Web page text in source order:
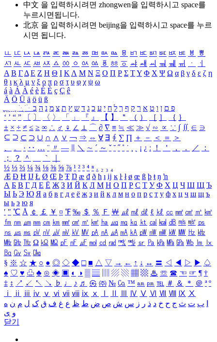
中文 을 입력하시려면 zhongwen을 입력하시고 space를
누르시면됩니다.
北京 을 입력하시려면 beijing을 입력하시고 space를 누르
시면 됩니다.
ㅥ ㅦ ㅧ ㅨ ㅩ ㅪ ㅫ ㅬ ㅭ ㅮ ㅯ ㅰ ㅱ ㅲ ㅳ ㅴ ㅵ ㅶ ㅷ ㅸ
ㅹ
ㅺ ㅻ ㅼ ㅽ ㅾ ㅿ ㆀ ㆁ ㆂ ㆃ ㆄ ㆅ ㆆ ㆇ ㆈ ㆉ ㆊ ㆋ ㆌ ㆍ
ㆎ
Α Β ΓΔ Ε Ζ Η Θ Ι ΚΛ Μ Ν Ξ Ο Π Ρ Σ ΤΥ Φ Χ Ψ Ω α β γ δ ε ζ η
θ ι κ λ μ ν ξ ο π ρ σ τ υ φ χ ψ ω
á à Á À é è É È ç Ç ê
Ä Ö Ü ä ö ü ß
ִֶֹ ֻּ ׁׂ פ ם ן ו ט א ר ק ף ך ל ח י ע כ ג ד ש ץ ת צ מ נ ה ב
‘ ’ “ ” 〔 〕 〈 〉 「 」 『 』 【 】 ＂ （ ） ［ ］ ｛ ｝
± × ÷ ≠ ≤ ≥ ∞ ∴ ♂ ♀ ∠ ⊥ ⌒ ∂ ∇ ≡ ≒ ≪ ≫ √ ∽ ∝ ∵ ∫ ∬ ∈ ∋
⊆ ⊇ ⊂ ⊃ ∪ ∩ ∧ ∨ ￢ ⇒ ⇔ ∀ ∃ ∮ ∑ ∏ ＋ － ＜ ＝
＞
、
。 · ‥ … ¨ 〃 ― ＼ ∼ ´ ～ ˇ ˘ ˝ ˚ ˙ ¸ ¡ ¿ ː ！ ＇ ， ． ／
：
；
？ ＾ ｀
½ ⅓ ⅔ ¼ ¾ ⅛ ⅜ ⅝ ⅞ ¹ ² ³ ⁴ ⁿ ₁ ₂ ₃ ₄
Æ Ð Ħ Ĳ Ł Ø Œ Þ Ŧ Ŋ æ đ ð ħ ı ĳ ĸ ŀ ł ø œ ß þ ŧ ŋ ŉ
А Б В Г Д Е Ё Ж З И Й К Л М Н О П Р С Т У Ф Х Ц Ч Ш Щ Ъ
Ы Ь Э Ю Я а б в г д е ё ж з и й к л м н о п р с т у ф х ц ч ш щ ъ
ы ь э ю я
′ ″ ℃ Å ￠ ￡ ￥ ¤ ℉ ‰ ＄ ％ Ｆ ￦ ㎕ ㎖ ㎗ ℓ ㎘ ㏄ ㎣ ㎤ ㎥ ㎦
㎙ ㎚ ㎛ ㎜ ㎝ ㎞ ㎟ ㎠ ㎡ ㎢ ㏊ ㎍ ㎎ ㎏ ㏏ ㎈ ㎉ ㏈ ㎧ ㎨ ㎰
㎱ ㎲ ㎳ ㎴ ㎵ ㎶ ㎷ ㎸ ㎹ ㎀ ㎁ ㎂ ㎃ ㎄ ㎺ ㎻ ㎽ ㎾ ㎿ ㎐ ㎑
㎒ ㎓ ㎔ Ω ㏀ ㏁ ㎊ ㎋ ㎌ ㏖ ㏅ ㎭ ㎮ ㎯ ㏛ ㎩ ㎪ ㎫ ㎬ ㏝ ㏐
㏓
㏃ ㏉ ㏜ ㏆
§ ※ ☆ ★ ○ ● ◎ ◇ ◆ □ ■ △ ▽ → ← ↑ ↓ ↔ 〓 ◁ ◀ ▷ ▶ ♤
♠ ♡ ♥ ♧ ♣ ⊙ ◈ ▣ ◐ ◑ ▒ ▤ ▨ ▧ ▦ ▩ ♨ ☏ ☎ ☜ ☞ ¶ †
‡ ↕ ↗ ↙ ↖ ↘ ♭ ♩ ♪ ♬ ㉿ ㈜ № ㏇ ™ ㏂ ㏘ ℡ ＃ ＆ ＊ ＠ ª º
ⅰ
ⅱ ⅲ ⅳ ⅴ ⅵ ⅶ ⅷ ⅸ ⅹ Ⅳ Ⅴ Ⅵ Ⅶ Ⅷ Ⅸ Ⅹ
ب ت ث ج ح خ د ذ ر ز س ش ص ض ط ظ ع غ ف ق ک ل م ن ه
و ی
닫기